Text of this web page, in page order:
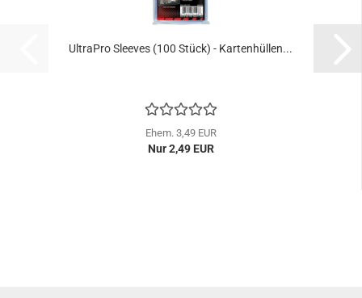
UltraPro Sleeves (100 Stück) - Kartenhüllen...
Ehem. 3,49 EUR
Nur 2,49 EUR